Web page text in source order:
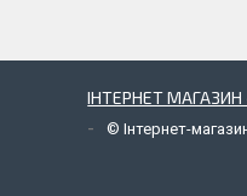
ІНТЕРНЕТ МАГАЗИН
© Інтернет-